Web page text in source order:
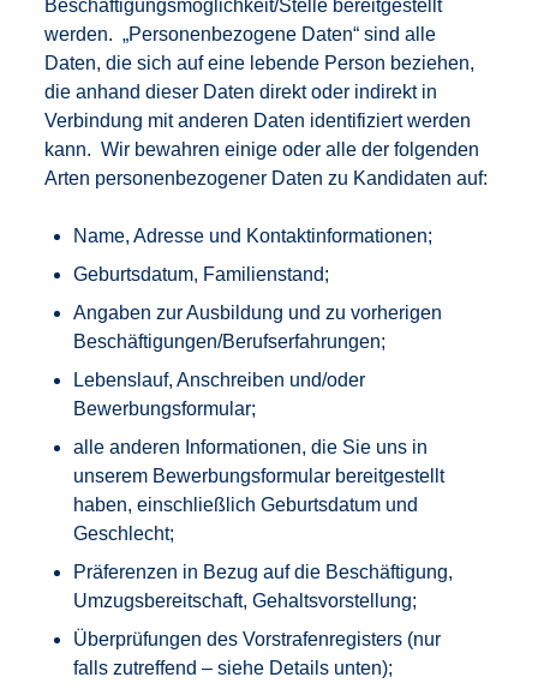
Beschäftigungsmöglichkeit/Stelle bereitgestellt
werden. „Personenbezogene Daten“ sind alle
Daten, die sich auf eine lebende Person beziehen,
die anhand dieser Daten direkt oder indirekt in
Verbindung mit anderen Daten identifiziert werden
kann. Wir bewahren einige oder alle der folgenden
Arten personenbezogener Daten zu Kandidaten auf:
Name, Adresse und Kontaktinformationen;
Geburtsdatum, Familienstand;
Angaben zur Ausbildung und zu vorherigen
Beschäftigungen/Berufserfahrungen;
Lebenslauf, Anschreiben und/oder
Bewerbungsformular;
alle anderen Informationen, die Sie uns in
unserem Bewerbungsformular bereitgestellt
haben, einschließlich Geburtsdatum und
Geschlecht;
Präferenzen in Bezug auf die Beschäftigung,
Umzugsbereitschaft, Gehaltsvorstellung;
Überprüfungen des Vorstrafenregisters (nur
falls zutreffend – siehe Details unten);